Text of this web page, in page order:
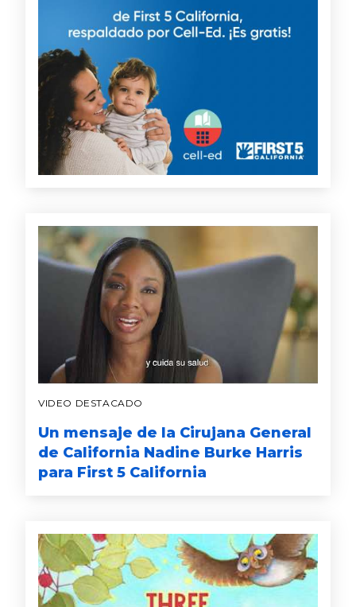
VIDEO DESTACADO
Un mensaje de la Cirujana General
de California Nadine Burke Harris
para First 5 California